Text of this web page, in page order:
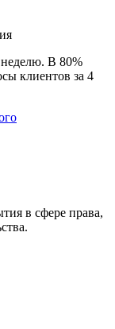
В 80%
клиентов за 4
в сфере права,